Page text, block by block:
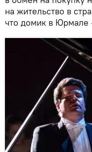
на жительство в
что домик в Юрмале